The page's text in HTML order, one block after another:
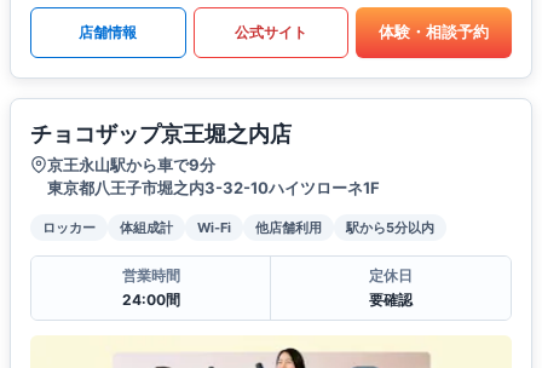
店舗情報 公式サイト 体験・相談予約
チョコザップ京王堀之内店
京王永山駅から車で9分
東京都八王子市堀之内3-32-10ハイツローネ1F
ロッカー 体組成計 Wi-Fi 他店舗利用 駅から5分以内
営業時間
24:00間
定休日
要確認